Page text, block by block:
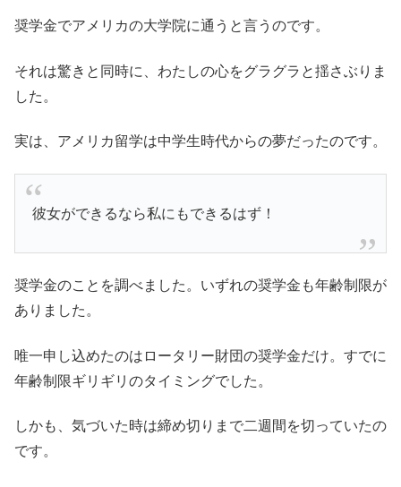
奨学金でアメリカの大学院に通うと言うのです。
それは驚きと同時に、わたしの心をグラグラと揺さぶりま
した。
実は、アメリカ留学は中学生時代からの夢だったのです。
彼女ができるなら私にもできるはず！
奨学金のことを調べました。いずれの奨学金も年齢制限が
ありました。
唯一申し込めたのはロータリー財団の奨学金だけ。すでに
年齢制限ギリギリのタイミングでした。
しかも、気づいた時は締め切りまで二週間を切っていたの
です。